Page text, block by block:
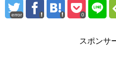
error 0
スポンサ